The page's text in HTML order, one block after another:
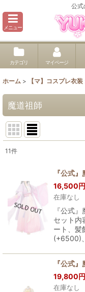
公
メニュー
カテゴリ マイページ
ホーム > 【マ】コスプレ衣装
魔道祖師
並び順:
11件
『公式
16,500円
在庫なし
『公式
セット内
ート、髪
(+6500)
『公式
19,800円
在庫なし